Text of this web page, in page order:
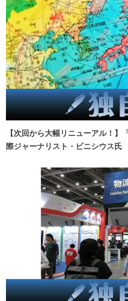
【次回から大幅リニューアル！
際ジャーナリスト・ビニシウス氏